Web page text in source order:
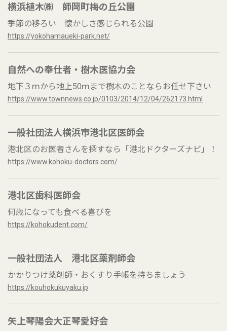
横浜植木㈱ 師岡町梅の丘公園
季節の移ろい 懐かしさ感じられる公園
https://yokohamaueki-park.net/
自然への奉仕者・樹木医協力会
地下３ｍから地上50ｍまで樹木のことならお任せ下さい
https://www.townnews.co.jp/0103/2014/12/04/262173.html
一般社団法人横浜市港北区医師会
港北区のお医者さんを探すなら「港北ドクターズナビ」！
https://www.kohoku-doctors.com/
港北区歯科医師会
何歳になっても食べる喜びを
https://kohokudent.com/
一般社団法人 港北区薬剤師会
かかりつけ薬剤師・おくすり手帳を持ちましょう
https://kouhokukuyaku.jp
矢上琴陽会大正琴愛好会